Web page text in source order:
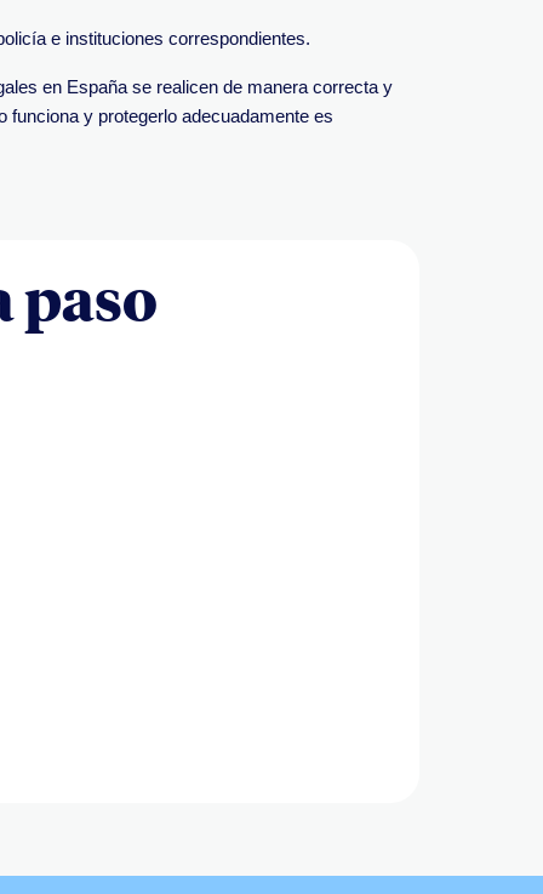
e instituciones correspondientes.
en España se realicen de manera correcta y
funciona y protegerlo adecuadamente es
paso